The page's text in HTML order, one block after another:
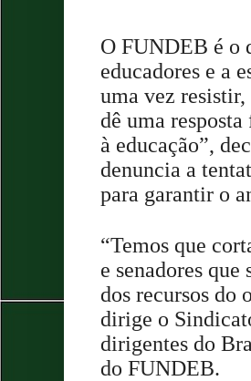
O FUNDEB é o
educadores e a
uma vez
dê uma
à educação”,
denuncia a
para garantir o
“Temos que
e senadores
dos recursos do
dirige o
dirigentes do
do FUNDEB.